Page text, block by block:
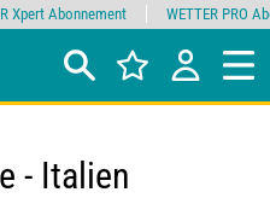
- Italien
Xpert Abonnement WETTER PRO